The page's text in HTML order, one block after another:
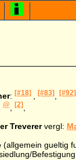
: [#18] [#83], [#92]
@, [2],
Treverervergl:
(allgemein gueltig